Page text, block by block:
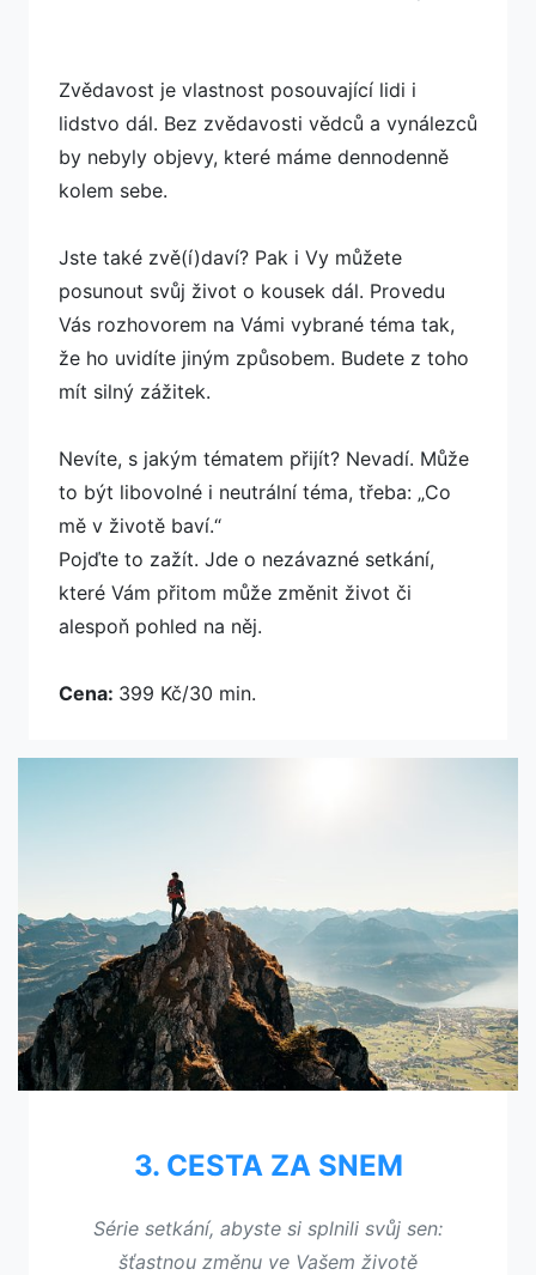
Zvědavost je vlastnost posouvající lidi i
lidstvo dál. Bez zvědavosti vědců a vynálezců
by nebyly objevy, které máme dennodenně
kolem sebe.
Jste také zvě(í)daví? Pak i Vy můžete
posunout svůj život o kousek dál. Provedu
Vás rozhovorem na Vámi vybrané téma tak,
že ho uvidíte jiným způsobem. Budete z toho
mít silný zážitek.
Nevíte, s jakým tématem přijít? Nevadí. Může
to být libovolné i neutrální téma, třeba: „Co
mě v životě baví.“
Pojďte to zažít. Jde o nezávazné setkání,
které Vám přitom může změnit život či
alespoň pohled na něj.
Cena: 399 Kč/30 min.
3. CESTA ZA SNEM
Série setkání, abyste si splnili svůj sen:
šťastnou změnu ve Vašem životě